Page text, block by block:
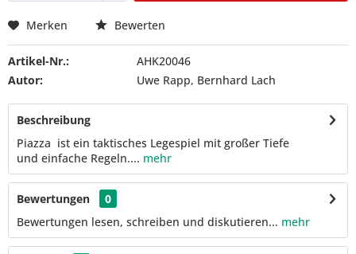
Merken Bewerten
Artikel-Nr.:
AHK20046
Autor:
Uwe Rapp, Bernhard Lach
Beschreibung
Piazza ist ein taktisches Legespiel mit großer Tiefe
und einfache Regeln.... mehr
Bewertungen
0
Bewertungen lesen, schreiben und diskutieren... mehr